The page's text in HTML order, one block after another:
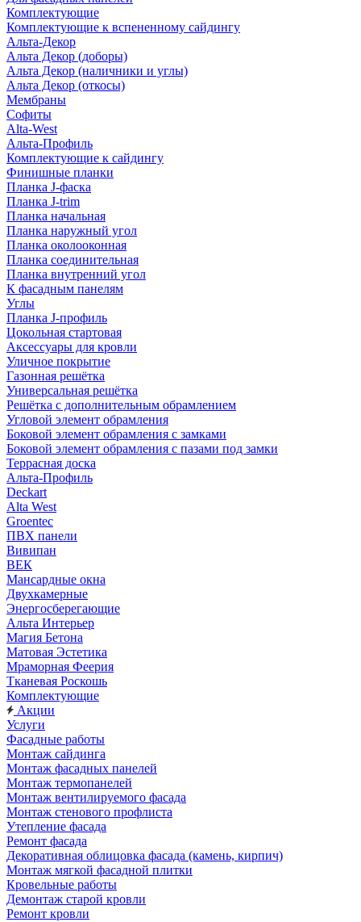
Комплектующие
Комплектующие к вспененному сайдингу
Альта-Декор
Альта Декор (доборы)
Альта Декор (наличники и углы)
Альта Декор (откосы)
Мембраны
Софиты
Alta-West
Альта-Профиль
Комплектующие к сайдингу
Финишные планки
Планка J-фаска
Планка J-trim
Планка начальная
Планка наружный угол
Планка околооконная
Планка соединительная
Планка внутренний угол
К фасадным панелям
Углы
Планка J-профиль
Цокольная стартовая
Аксессуары для кровли
Уличное покрытие
Газонная решётка
Универсальная решётка
Решётка с дополнительным обрамлением
Угловой элемент обрамления
Боковой элемент обрамления с замками
Боковой элемент обрамления с пазами под замки
Террасная доска
Альта-Профиль
Deckart
Alta West
Groentec
ПВХ панели
Вивипан
ВЕК
Мансардные окна
Двухкамерные
Энергосберегающие
Альта Интерьер
Магия Бетона
Матовая Эстетика
Мраморная Феерия
Тканевая Роскошь
Комплектующие
Акции
Услуги
Фасадные работы
Монтаж сайдинга
Монтаж фасадных панелей
Монтаж термопанелей
Монтаж вентилируемого фасада
Монтаж стенового профлиста
Утепление фасада
Ремонт фасада
Декоративная облицовка фасада (камень, кирпич)
Монтаж мягкой фасадной плитки
Кровельные работы
Демонтаж старой кровли
Ремонт кровли